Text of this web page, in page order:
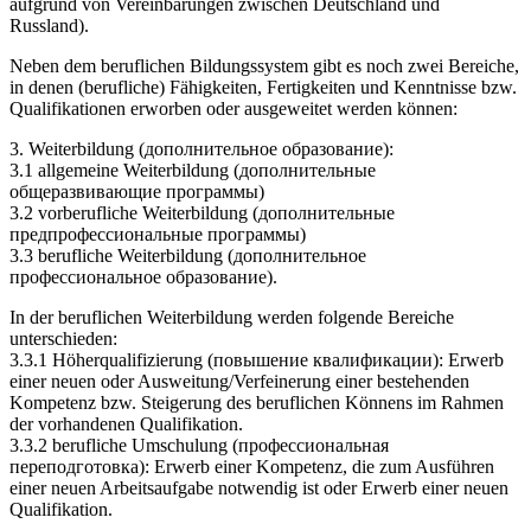
aufgrund von Vereinbarungen zwischen Deutschland und
Russland).
Neben dem beruflichen Bildungssystem gibt es noch zwei Bereiche,
in denen (berufliche) Fähigkeiten, Fertigkeiten und Kenntnisse bzw.
Qualifikationen erworben oder ausgeweitet werden können:
3. Weiterbildung (дополнительное образование):
3.1 allgemeine Weiterbildung (дополнительные
общеразвивающие программы)
3.2 vorberufliche Weiterbildung (дополнительные
предпрофессиональные программы)
3.3 berufliche Weiterbildung (дополнительное
профессиональное образование).
In der beruflichen Weiterbildung werden folgende Bereiche
unterschieden:
3.3.1 Höherqualifizierung (повышение квалификации): Erwerb
einer neuen oder Ausweitung/Verfeinerung einer bestehenden
Kompetenz bzw. Steigerung des beruflichen Könnens im Rahmen
der vorhandenen Qualifikation.
3.3.2 berufliche Umschulung (профессиональная
переподготовка): Erwerb einer Kompetenz, die zum Ausführen
einer neuen Arbeitsaufgabe notwendig ist oder Erwerb einer neuen
Qualifikation.